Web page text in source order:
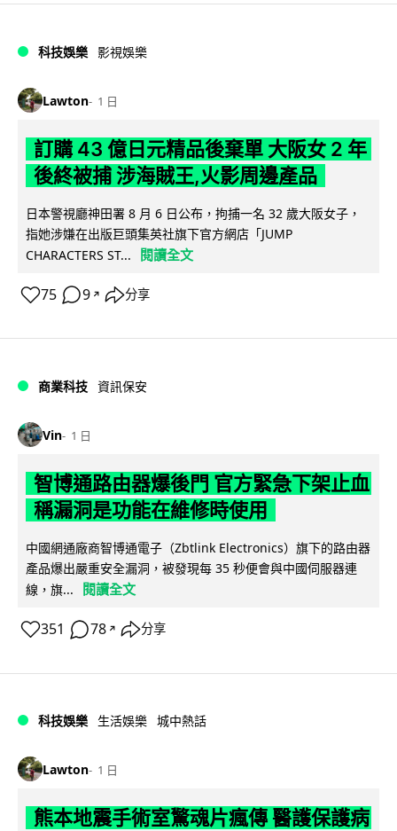
科技娛樂 影視娛樂
Lawton 1 日
訂購 43 億日元精品後棄單 大阪女 2 年
後終被捕 涉海賊王,火影周邊產品
日本警視廳神田署 8 月 6 日公布，拘捕一名 32 歲大阪女子，
指她涉嫌在出版巨頭集英社旗下官方網店「JUMP
CHARACTERS ST...
閱讀全文
75 9 ↗ 分享
商業科技 資訊保安
Vin 1 日
智博通路由器爆後門 官方緊急下架止血
稱漏洞是功能在維修時使用
中國網通廠商智博通電子（Zbtlink Electronics）旗下的路由器
產品爆出嚴重安全漏洞，被發現每 35 秒便會與中國伺服器連
線，旗...
閱讀全文
351 78 ↗ 分享
科技娛樂 生活娛樂 城中熱話
Lawton 1 日
熊本地震手術室驚魂片瘋傳 醫護保護病